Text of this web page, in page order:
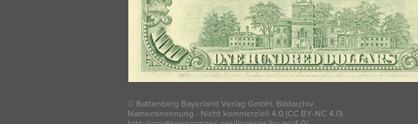
© Battenberg Bayerland Verlag GmbH, Bildarchiv
Namensnennung - Nicht kommerziell 4.0 (CC BY-NC 4.0)